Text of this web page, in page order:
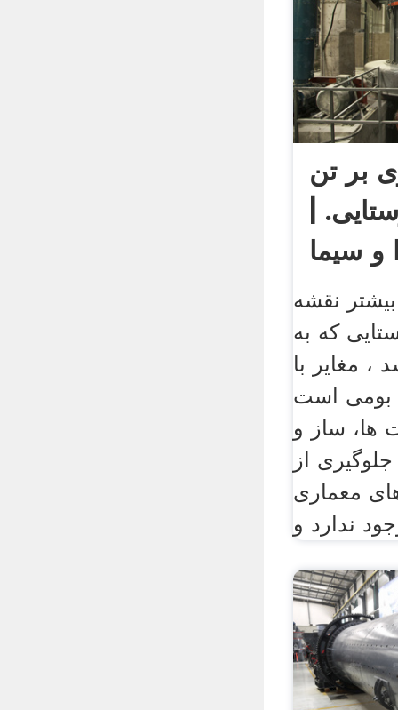
بر تن
|
و سیما
نقشه
که به
مغایر با
بومی است
ها، ساز و
از
معماری
ندارد و